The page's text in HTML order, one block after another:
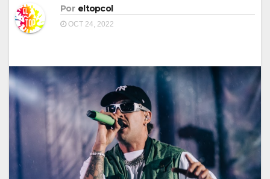
Por eltopcol
OCT 24, 2022